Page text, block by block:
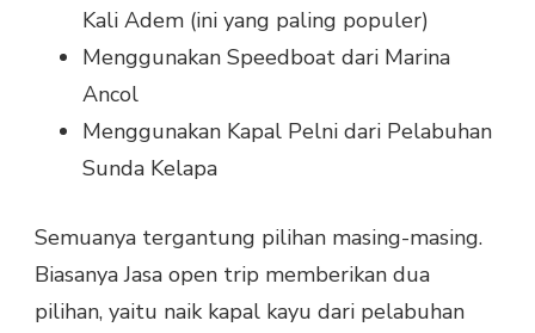
Kali Adem (ini yang paling populer)
Menggunakan Speedboat dari Marina
Ancol
Menggunakan Kapal Pelni dari Pelabuhan
Sunda Kelapa
Semuanya tergantung pilihan masing-masing.
Biasanya Jasa open trip memberikan dua
pilihan, yaitu naik kapal kayu dari pelabuhan